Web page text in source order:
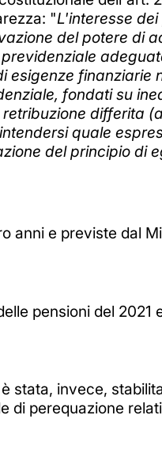
"L'interesse
del potere di
finanziarie
fondati su
differita
quale
del principio di
anni e previste dal
pensioni del 2021
stata, invece,
di perequazione